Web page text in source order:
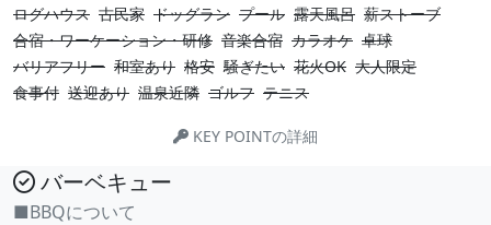
ログハウス 古民家 ドッグラン プール 露天風呂 薪ストーブ
合宿・ワーケーション・研修 音楽合宿 カラオケ 卓球
バリアフリー 和室あり 格安 騒ぎたい 花火OK 大人限定
食事付 送迎あり 温泉近隣 ゴルフ テニス
KEY POINTの詳細
バーベキュー
■BBQについて